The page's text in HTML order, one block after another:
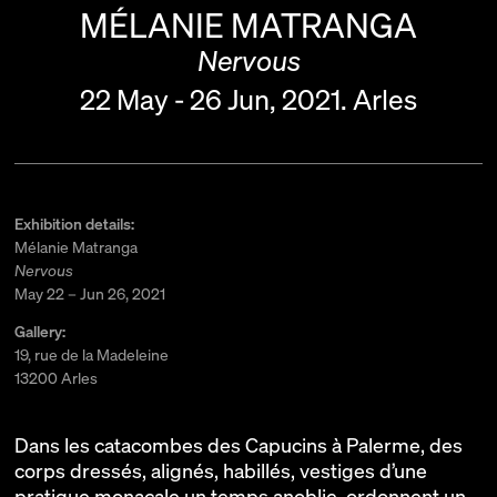
MÉLANIE MATRANGA
Nervous
22 May - 26 Jun, 2021.Arles
Exhibition details:
Mélanie Matranga
Nervous
May 22 – Jun 26, 2021
Gallery:
19, rue de la Madeleine
13200 Arles
Dans les catacombes des Capucins à Palerme, des
corps dressés, alignés, habillés, vestiges d’une